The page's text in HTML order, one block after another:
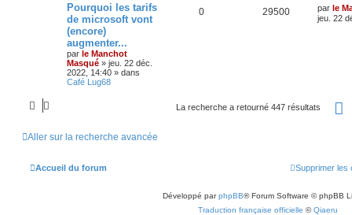
Pourquoi les tarifs
de microsoft vont
(encore)
augmenter...
par le Manchot
Masqué » jeu. 22 déc.
2022, 14:40 » dans
Café Lug68
0 29500 par le
jeu. 22
La recherche a retourné 447 résultats
Aller sur la recherche avancée
Accueil du forum Supprimer les
Développé parphpBB® Forum Software © phpBB
Traduction française officielle ©Qiaeru